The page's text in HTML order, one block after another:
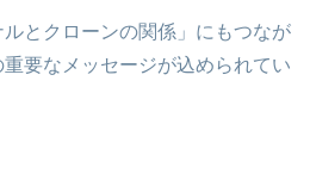
とクローンの関係」にもつなが
要なメッセージが込められてい